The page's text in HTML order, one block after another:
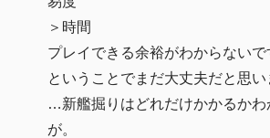
＞時間
プレイできる余裕がわからない
ということでまだ大丈夫だと思い
…新艦掘りはどれだけかかるかわ
が。